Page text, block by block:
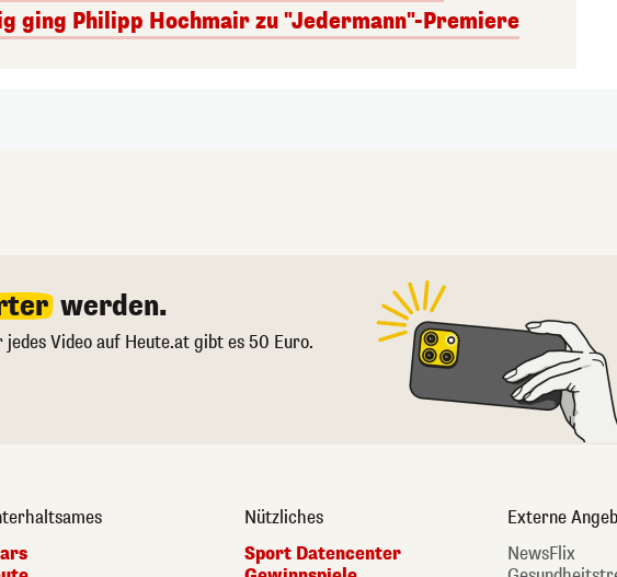
ging Philipp Hochmair zu "Jedermann"-Premiere
werden.
Video auf Heute.at gibt es 50 Euro.
Nützliches
Sport Datencenter
Externe
NewsFlix